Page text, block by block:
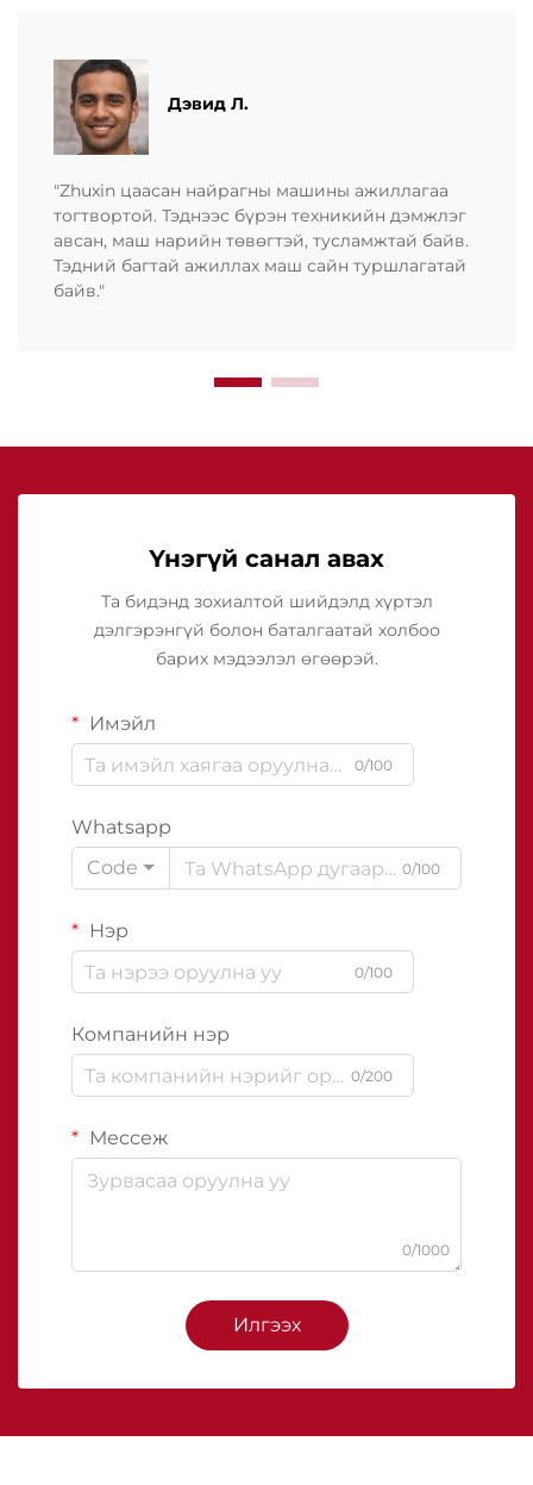
Дэвид Л.
"Zhuxin цаасан найрагны машины ажиллагаа
тогтвортой. Тэднээс бүрэн техникийн дэмжлэг
авсан, маш нарийн төвөгтэй, тусламжтай байв.
Тэдний багтай ажиллах маш сайн туршлагатай
байв."
Үнэгүй санал авах
Та бидэнд зохиалтой шийдэлд хүртэл
дэлгэрэнгүй болон баталгаатай холбоо
барих мэдээлэл өгөөрэй.
Имэйл
0/100
Whatsapp
Code
0/100
Нэр
0/100
Компанийн нэр
0/200
Мессеж
0/1000
Илгээх